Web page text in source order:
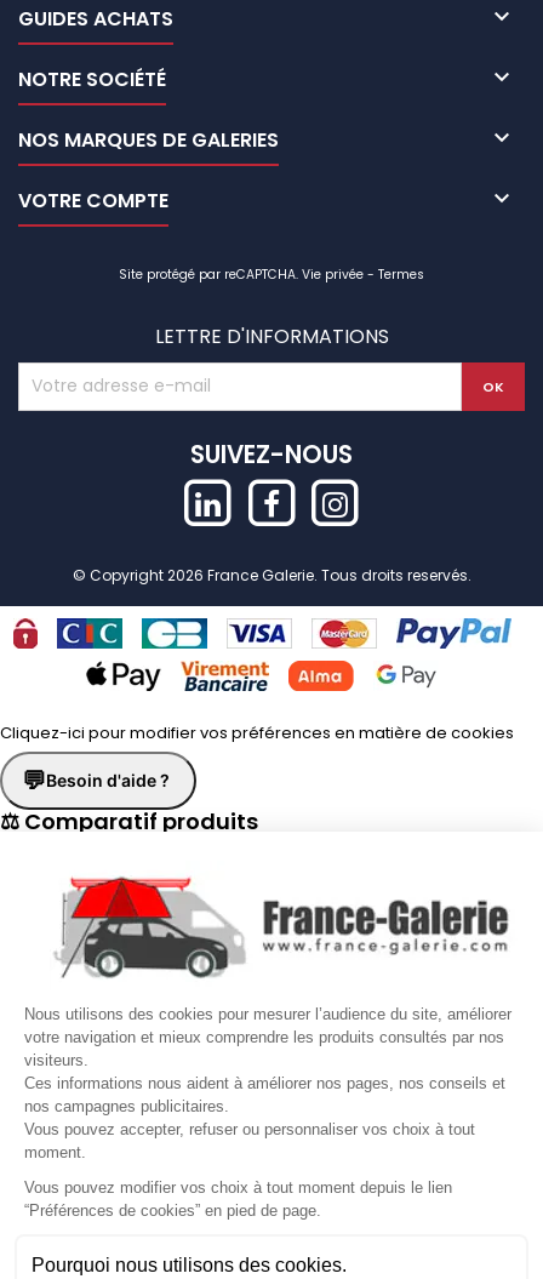
Nous utilisons des cookies pour mesurer l’audience du site, améliorer
votre navigation et mieux comprendre les produits consultés par nos
visiteurs.
Ces informations nous aident à améliorer nos pages, nos conseils et
nos campagnes publicitaires.
Vous pouvez accepter, refuser ou personnaliser vos choix à tout
moment.
Vous pouvez modifier vos choix à tout moment depuis le lien
“Préférences de cookies” en pied de page.
Pourquoi nous utilisons des cookies.
Gérer mes cookies
GUIDES ACHATS 
NOTRE SOCIÉTÉ 
NOS MARQUES DE GALERIES 
VOTRE COMPTE 
Site protégé par reCAPTCHA. Vie privée - Termes
LETTRE D'INFORMATIONS
SUIVEZ-NOUS
© Copyright 2026 France Galerie. Tous droits reservés.
Cliquez-ici pour modifier vos préférences en matière de cookies
💬Besoin d'aide ?
Une question ? Nous sommes là pour vous accompagner
⚖ Comparatif produits
📋 Fiche technique
Demander un rappel
Nos conseillers vous rappellent duLundi au Vendredide8h30 à
17h30.
Nom* Prénom*
Téléphone